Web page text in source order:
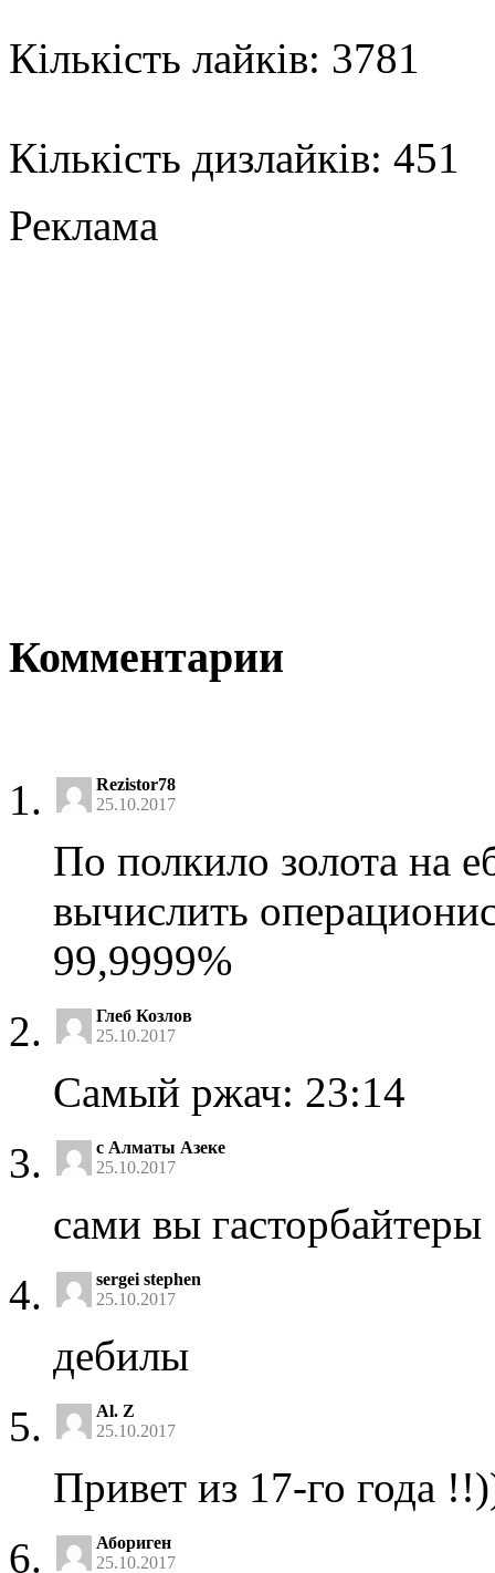
Кількість лайків: 3781
Кількість дизлайків: 451
Реклама
Комментарии
Rezistor78
25.10.2017
По полкило золота на
вычислить
99,9999%
Глеб Козлов
25.10.2017
Самый ржач: 23:14
с Алматы Азеке
25.10.2017
сами вы
sergei stephen
25.10.2017
дебилы
Al. Z
25.10.2017
Привет из 17-го года
Абориген
25.10.2017